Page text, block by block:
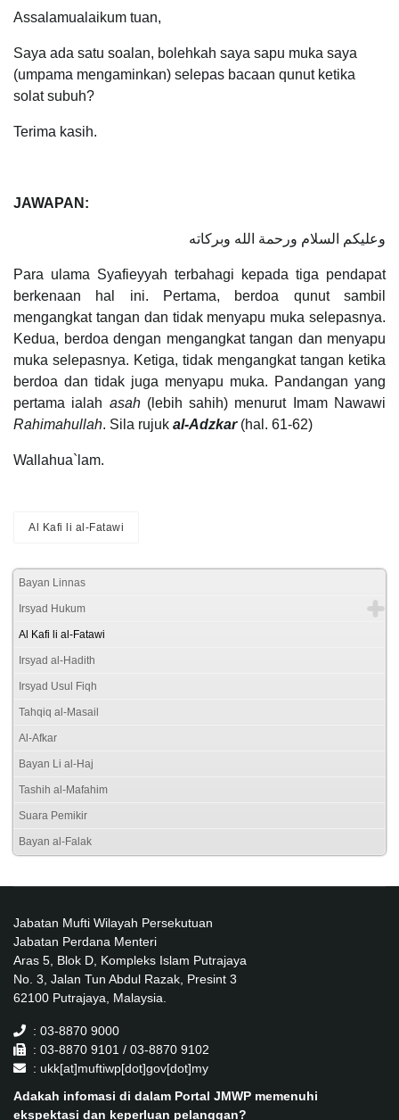
Assalamualaikum tuan,
Saya ada satu soalan, bolehkah saya sapu muka saya
(umpama mengaminkan) selepas bacaan qunut ketika
solat subuh?
Terima kasih.
JAWAPAN:
وعليكم السلام ورحمة الله وبركاته
Para ulama Syafieyyah terbahagi kepada tiga pendapat
berkenaan hal ini. Pertama, berdoa qunut sambil
mengangkat tangan dan tidak menyapu muka selepasnya.
Kedua, berdoa dengan mengangkat tangan dan menyapu
muka selepasnya. Ketiga, tidak mengangkat tangan ketika
berdoa dan tidak juga menyapu muka. Pandangan yang
pertama ialah asah(lebih sahih) menurut Imam Nawawi
Rahimahullah. Sila rujuk al-Adzkar(hal. 61-62)
Wallahua`lam.
Al Kafi li al-Fatawi
Bayan Linnas
Irsyad Hukum
Al Kafi li al-Fatawi
Irsyad al-Hadith
Irsyad Usul Fiqh
Tahqiq al-Masail
Al-Afkar
Bayan Li al-Haj
Tashih al-Mafahim
Suara Pemikir
Bayan al-Falak
Jabatan Mufti Wilayah Persekutuan
Jabatan Perdana Menteri
Aras 5, Blok D, Kompleks Islam Putrajaya
No. 3, Jalan Tun Abdul Razak, Presint 3
62100 Putrajaya, Malaysia.
: 03-8870 9000
: 03-8870 9101 / 03-8870 9102
: ukk[at]muftiwp[dot]gov[dot]my
Adakah infomasi di dalam Portal JMWP memenuhi
ekspektasi dan keperluan pelanggan?